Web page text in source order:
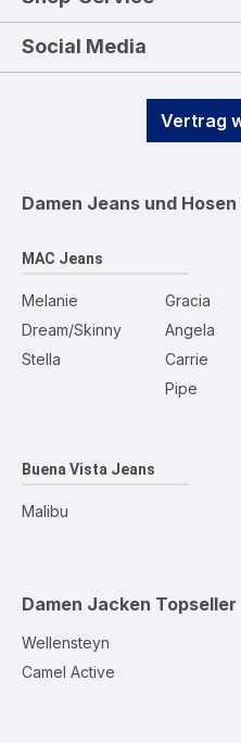
Social Media
Vertrag
Damen Jeans und Hosen
MAC Jeans
Melanie
Dream/Skinny
Stella
Gracia
Angela
Carrie
Pipe
Buena Vista Jeans
Malibu
Damen Jacken Topseller
Wellensteyn
Camel Active